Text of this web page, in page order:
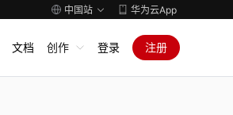
中国站 华为云App
文档 创作 登录 注册